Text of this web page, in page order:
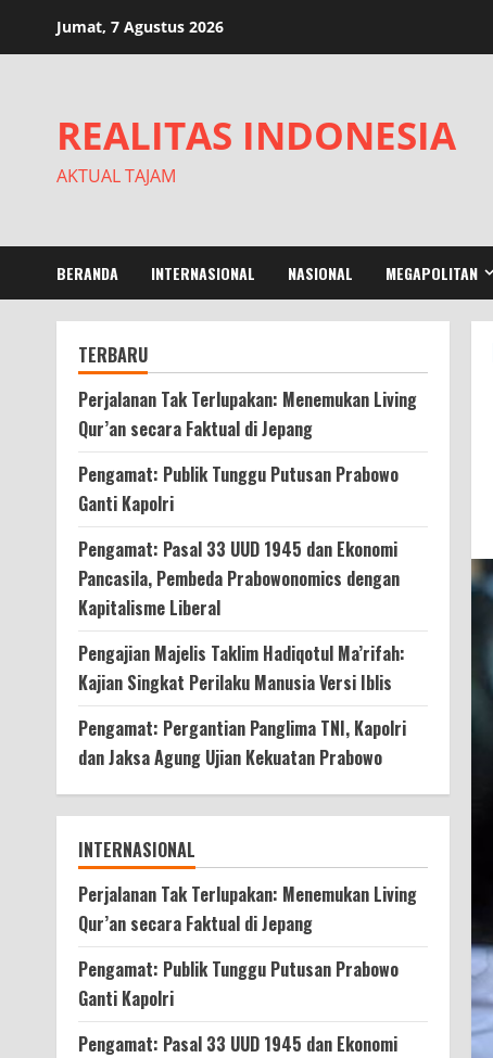
Jumat, 7 Agustus 2026
REALITAS INDONESIA
AKTUAL TAJAM
BERANDA INTERNASIONAL NASIONAL MEGAPOLITAN
TERBARU
Perjalanan Tak Terlupakan: Menemukan Living
Qur’an secara Faktual di Jepang
Pengamat: Publik Tunggu Putusan Prabowo
Ganti Kapolri
Pengamat: Pasal 33 UUD 1945 dan Ekonomi
Pancasila, Pembeda Prabowonomics dengan
Kapitalisme Liberal
Pengajian Majelis Taklim Hadiqotul Ma’rifah:
Kajian Singkat Perilaku Manusia Versi Iblis
Pengamat: Pergantian Panglima TNI, Kapolri
dan Jaksa Agung Ujian Kekuatan Prabowo
INTERNASIONAL
Perjalanan Tak Terlupakan: Menemukan Living
Qur’an secara Faktual di Jepang
Pengamat: Publik Tunggu Putusan Prabowo
Ganti Kapolri
Pengamat: Pasal 33 UUD 1945 dan Ekonomi